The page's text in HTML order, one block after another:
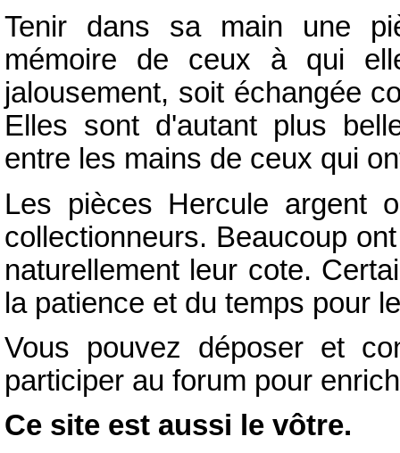
Tenir dans sa main une
mémoire de ceux à qui
jalousement, soit échangée
Elles sont d'autant plus
entre les mains de ceux qui
Les pièces Hercule argent
collectionneurs. Beaucoup
naturellement leur cote.
la patience et du temps pour
Vous pouvez déposer et
participer au forum pour
Ce site est aussi le vôtre.